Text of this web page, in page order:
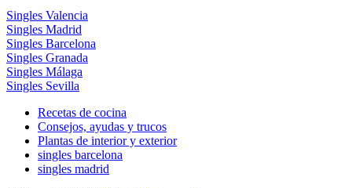
Singles Valencia
Singles Madrid
Singles Barcelona
Singles Granada
Singles Málaga
Singles Sevilla
Recetas de cocina
Consejos, ayudas y trucos
Plantas de interior y exterior
singles barcelona
singles madrid